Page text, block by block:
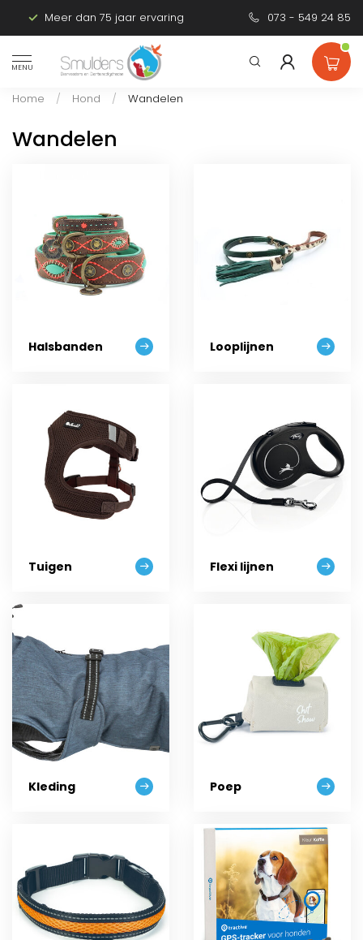
Meer dan 75 jaar ervaring Persoonlijk
073 - 549 24 85
MENU
Home / Hond / Wandelen
Wandelen
Halsbanden Looplijnen
Tuigen Flexi lijnen
Kleding Poep